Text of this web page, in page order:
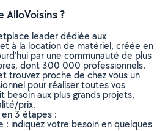
?
leader dédiée aux
à la location de matériel, créée en
par une communauté de plus
dont 300 000 professionnels.
trouvez proche de chez vous un
pour réaliser toutes vos
besoin aux plus grands projets,
prix.
3 étapes :
: indiquez votre besoin en quelques